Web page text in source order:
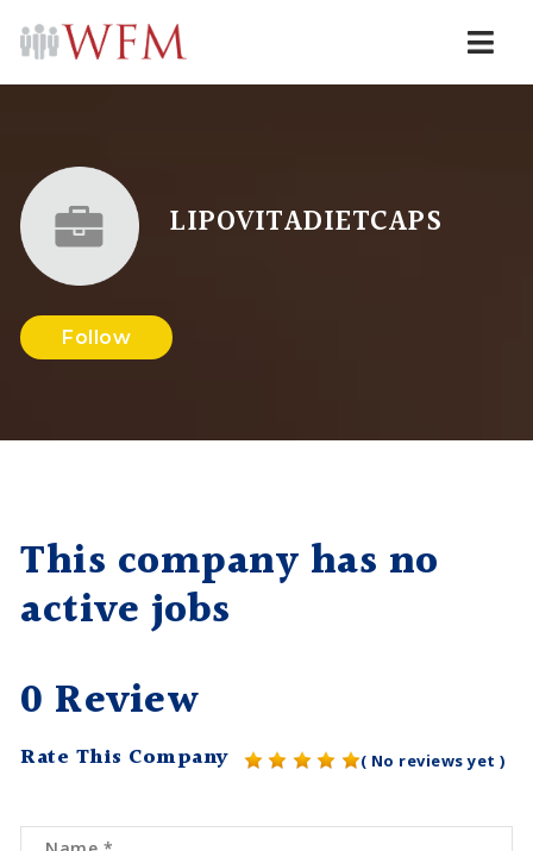
LIPOVITADIETCAPS
Follow
This company has no
active jobs
0 Review
Rate This Company ( No reviews yet )